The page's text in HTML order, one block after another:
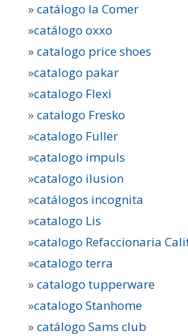
»catálogo la Comer
»catálogo oxxo
»catalogo price shoes
»catalogo pakar
»catalogo Flexi
»catalogo Fresko
»catalogo Fuller
»catalogo impuls
»catalogo ilusion
»catálogos incognita
»catalogo Lis
»catalogo Refaccionaria
»catalogo terra
»catalogo tupperware
»catalogo Stanhome
»catálogo Sams club